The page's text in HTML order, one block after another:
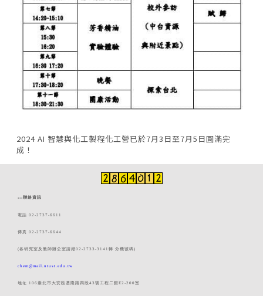
2024 AI 智慧與化工製程化工營已於7月3日至7月5日圓滿完
成！
::: 聯絡資訊
電話 02-2737-6611
傳真 02-2737-6644
(各研究室及教師辦公室請撥02-2733-3141轉 分機號碼)
chem@mail.ntust.edu.tw
地址 106臺北市大安區基隆路四段43號工程二館E2-200室